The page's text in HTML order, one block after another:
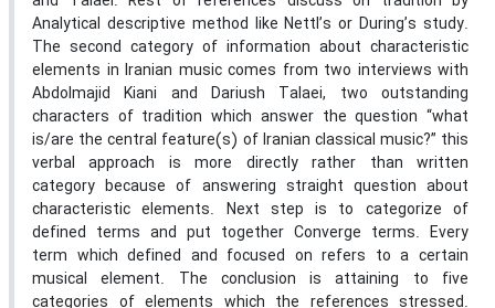
Analytical descriptive method like Nettl’s or During’s study.
The second category of information about characteristic
elements in Iranian music comes from two interviews with
Abdolmajid Kiani and Dariush Talaei, two outstanding
characters of tradition which answer the question “what
is/are the central feature(s) of Iranian classical music?” this
verbal approach is more directly rather than written
category because of answering straight question about
characteristic elements. Next step is to categorize of
defined terms and put together Converge terms. Every
term which defined and focused on refers to a certain
musical element. The conclusion is attaining to five
categories of elements which the references stressed.